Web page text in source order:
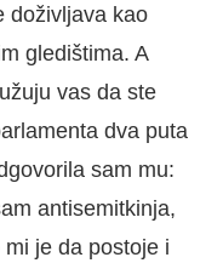
doživljava kao
gledištima. A
vas da ste
dva puta
sam mu:
antisemitkinja,
je da postoje i